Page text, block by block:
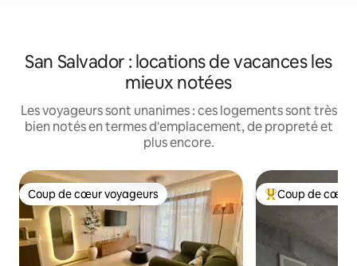
San Salvador : locations de vacances les
mieux notées
Les voyageurs sont unanimes : ces logements sont très
bien notés en termes d'emplacement, de propreté et
plus encore.
Coup de cœur voyageurs
Coup de cœur voyageurs Coups de cœur
Coup de cœur